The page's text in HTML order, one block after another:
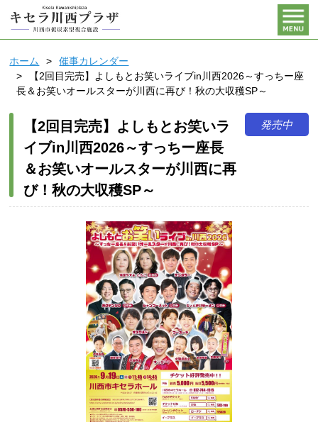
ホーム
催事カレンダー
【2回目完売】よしもとお笑いライブin川西2026～すっちー座
長＆お笑いオールスターが川西に再び！秋の大収穫SP～
発売中
【2回目完売】よしもとお笑いラ
イブin川西2026～すっちー座長
＆お笑いオールスターが川西に再
び！秋の大収穫SP～